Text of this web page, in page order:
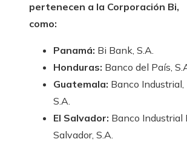
pertenecen a la Corporación Bi,
como:
Panamá: Bi Bank, S.A.
Honduras: Banco del País,
Guatemala: Banco Industrial,
S.A.
El Salvador: Banco Industrial
Salvador, S.A.